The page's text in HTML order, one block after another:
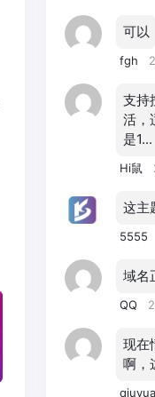
可以
fgh
支持
活，
是1...
Hi鼠
这主
5555
域名
QQ
现在
啊，